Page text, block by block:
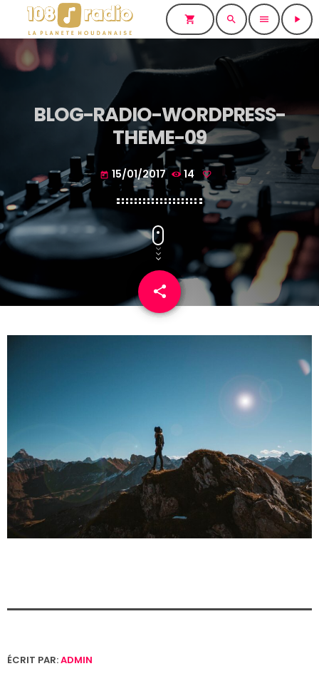
shopping_cart search menu play_arrow
BLOG-RADIO-WORDPRESS-
THEME-09
today 15/01/2017 14
share
email
ÉCRIT PAR:ADMIN